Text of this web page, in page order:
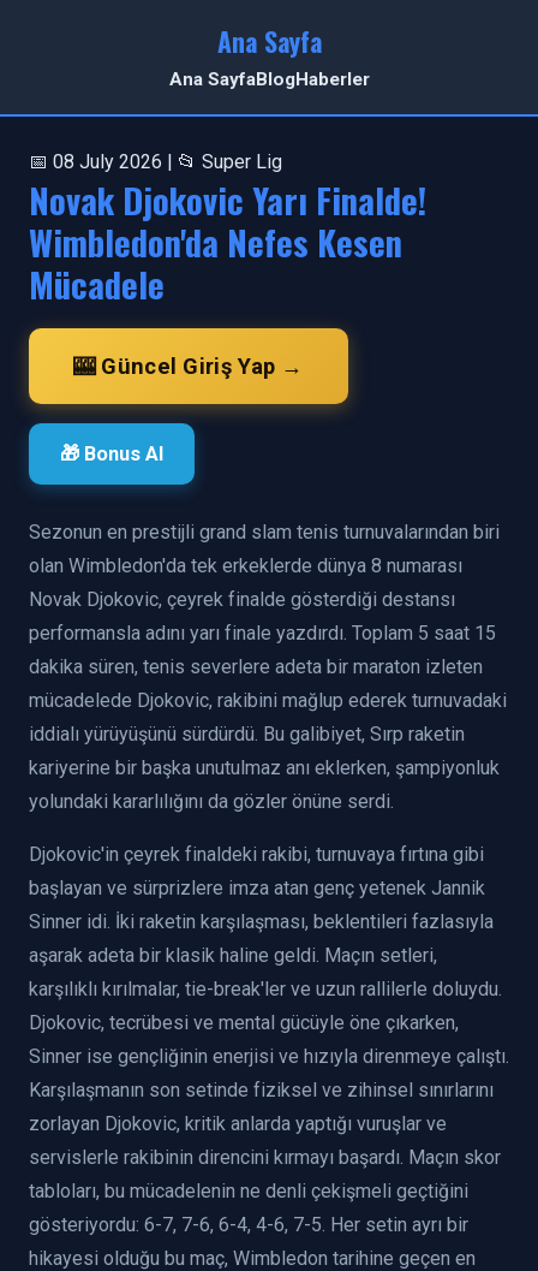
Ana Sayfa
Ana SayfaBlogHaberler
📅 08 July 2026 | 📂 Super Lig
Novak Djokovic Yarı Finalde!
Wimbledon'da Nefes Kesen
Mücadele
🎰 Güncel Giriş Yap →
🎁 Bonus Al
Sezonun en prestijli grand slam tenis turnuvalarından biri
olan Wimbledon'da tek erkeklerde dünya 8 numarası
Novak Djokovic, çeyrek finalde gösterdiği destansı
performansla adını yarı finale yazdırdı. Toplam 5 saat 15
dakika süren, tenis severlere adeta bir maraton izleten
mücadelede Djokovic, rakibini mağlup ederek turnuvadaki
iddialı yürüyüşünü sürdürdü. Bu galibiyet, Sırp raketin
kariyerine bir başka unutulmaz anı eklerken, şampiyonluk
yolundaki kararlılığını da gözler önüne serdi.
Djokovic'in çeyrek finaldeki rakibi, turnuvaya fırtına gibi
başlayan ve sürprizlere imza atan genç yetenek Jannik
Sinner idi. İki raketin karşılaşması, beklentileri fazlasıyla
aşarak adeta bir klasik haline geldi. Maçın setleri,
karşılıklı kırılmalar, tie-break'ler ve uzun rallilerle doluydu.
Djokovic, tecrübesi ve mental gücüyle öne çıkarken,
Sinner ise gençliğinin enerjisi ve hızıyla direnmeye çalıştı.
Karşılaşmanın son setinde fiziksel ve zihinsel sınırlarını
zorlayan Djokovic, kritik anlarda yaptığı vuruşlar ve
servislerle rakibinin direncini kırmayı başardı. Maçın skor
tabloları, bu mücadelenin ne denli çekişmeli geçtiğini
gösteriyordu: 6-7, 7-6, 6-4, 4-6, 7-5. Her setin ayrı bir
hikayesi olduğu bu maç, Wimbledon tarihine geçen en